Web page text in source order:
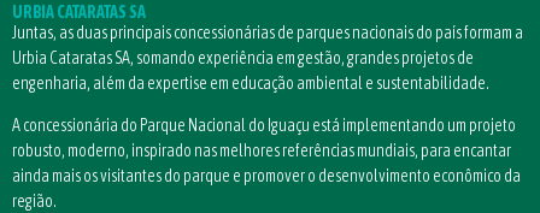
URBIA CATARATAS SA
Juntas, as duas principais concessionárias de parques nacionais do país formam a
Urbia Cataratas SA, somando experiência em gestão, grandes projetos de
engenharia, além da expertise em educação ambiental e sustentabilidade.
A concessionária do Parque Nacional do Iguaçu está implementando um projeto
robusto, moderno, inspirado nas melhores referências mundiais, para encantar
ainda mais os visitantes do parque e promover o desenvolvimento econômico da
região.